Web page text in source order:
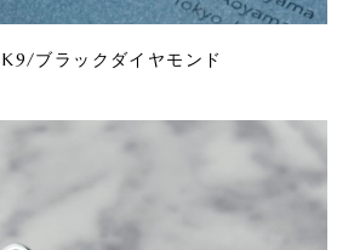
ブラックダイヤモンド